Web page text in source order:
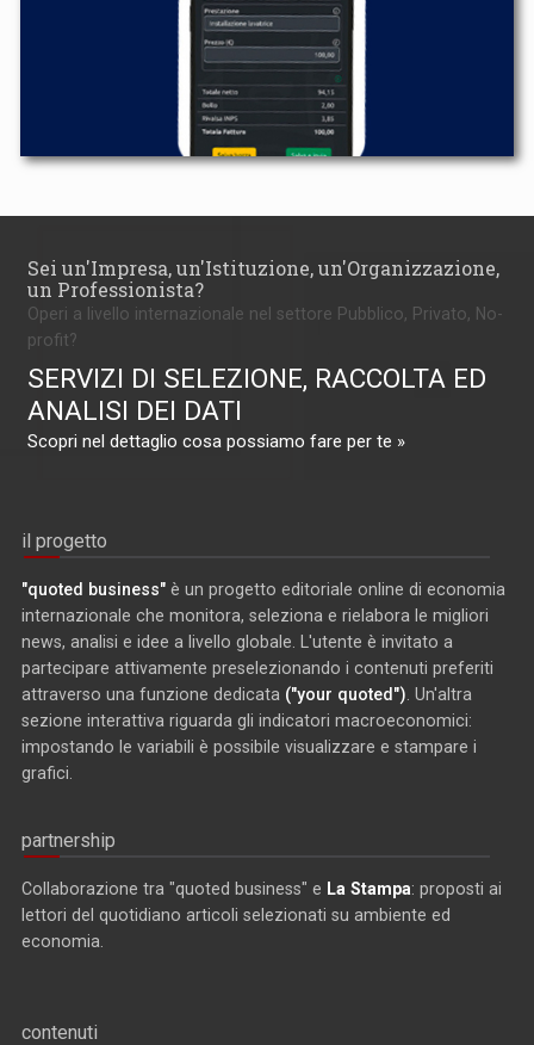
Sei un'Impresa, un'Istituzione, un'Organizzazione,
un Professionista?
Operi a livello internazionale nel settore Pubblico, Privato, No-
profit?
SERVIZI DI SELEZIONE, RACCOLTA ED
ANALISI DEI DATI
Scopri nel dettaglio cosa possiamo fare per te »
il progetto
"quoted business" è un progetto editoriale online di economia
internazionale che monitora, seleziona e rielabora le migliori
news, analisi e idee a livello globale. L'utente è invitato a
partecipare attivamente preselezionando i contenuti preferiti
attraverso una funzione dedicata ("your quoted") . Un'altra
sezione interattiva riguarda gli indicatori macroeconomici:
impostando le variabili è possibile visualizzare e stampare i
grafici.
partnership
Collaborazione tra "quoted business" e La Stampa: proposti ai
lettori del quotidiano articoli selezionati su ambiente ed
economia.
contenuti